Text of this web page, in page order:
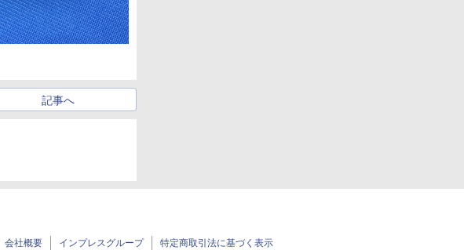
記事へ
会社概要 インプレスグループ 特定商取引法に基づく表示